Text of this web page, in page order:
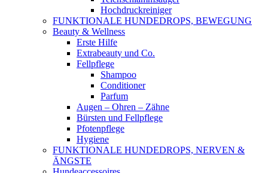
Hochdruckreiniger
FUNKTIONALE HUNDEDROPS, BEWEGUNG
Beauty & Wellness
Erste Hilfe
Extrabeauty und Co.
Fellpflege
Shampoo
Conditioner
Parfum
Augen – Ohren – Zähne
Bürsten und Fellpflege
Pfotenpflege
Hygiene
FUNKTIONALE HUNDEDROPS, NERVEN &
ÄNGSTE